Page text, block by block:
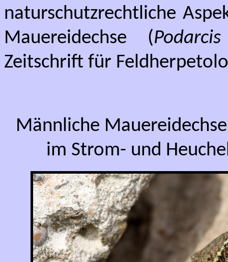
naturschutzrechtliche
Mauereidechse (
Zeitschrift für
Männliche
im Strom- und